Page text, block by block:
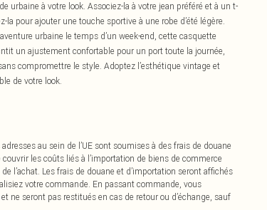
urbaine à votre look. Associez-la à votre jean préféré et à un t-
pour ajouter une touche sportive à une robe d’été légère.
urbaine le temps d’un week-end, cette casquette
un ajustement confortable pour un port toute la journée,
compromettre le style. Adoptez l’esthétique vintage et
de votre look.
au sein de l’UE sont soumises à des frais de douane
les coûts liés à l’importation de biens de commerce
l’achat. Les frais de douane et d’importation seront affichés
votre commande. En passant commande, vous
ne seront pas restitués en cas de retour ou d’échange, sauf